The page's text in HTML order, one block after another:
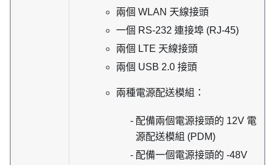
兩個 WLAN 天線接頭
一個 RS-232 連接埠 (RJ-45)
兩個 LTE 天線接頭
兩個 USB 2.0 接頭
兩種電源配送模組：
配備兩個電源接頭的 12V 電
源配送模組 (PDM)
配備一個電源接頭的 -48V